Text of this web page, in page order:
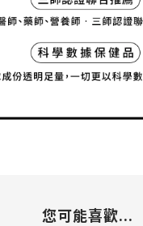
您可能喜歡...